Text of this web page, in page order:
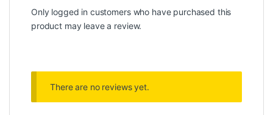
Only logged in customers who have purchased this
product may leave a review.
There are no reviews yet.